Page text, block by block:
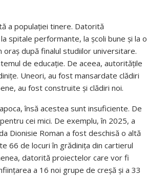
a populației tinere. Datorită
spitale performante, la școli bune și la o
după finalul studiilor universitare.
de educație. De aceea, autoritățile
Uneori, au fost mansardate clădiri
au fost construite și clădiri noi.
însă acestea sunt insuficiente. De
cei mici. De exemplu, în 2025, a
Dionisie Roman a fost deschisă o altă
66 de locuri în grădinița din cartierul
datorită proiectelor care vor fi
a 16 noi grupe de creșă și a 33